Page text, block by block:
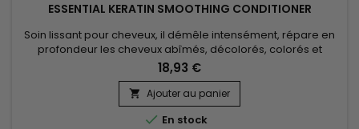
ESSENTIAL KERATIN SMOOTHING CONDITIONER
Soin lissant pour cheveux, il démêle intensément, répare en
profondeur les cheveux abîmés, décolorés, colorés et
secs.&nbsp; Sa formule avancée allie la puissance
réparatrice de la Kératine, qui renforce la structure capillaire
de l'intérieur, aux bienfaits hydratants des protéines de Soie,
qui lissent les cuticules pour une chevelure incroyablement...
18,93 €
 Ajouter au panier
 En stock